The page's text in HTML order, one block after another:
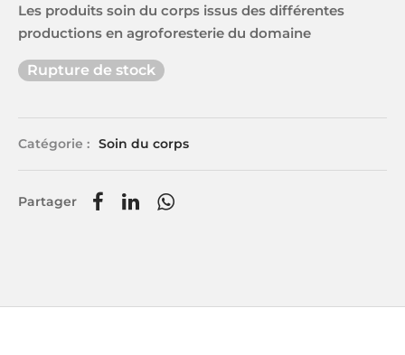
Les produits soin du corps issus des différentes
productions en agroforesterie du domaine
Rupture de stock
Catégorie : Soin du corps
Partager